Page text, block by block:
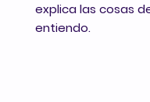
explica las cosas
entiendo.